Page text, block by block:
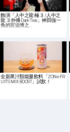
飾演「人中之龍 極３ /人中之
龍 ３外傳 Dark Ties」神田強一
角的宮迫博之…
全新果汁類能量飲料「ZONe FR
UITS MIX BOOST」試飲！